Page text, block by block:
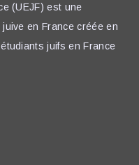
(UEJF) est une
en France créée en
juifs en France